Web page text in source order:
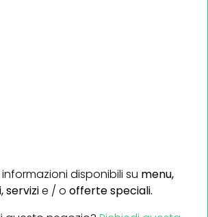
disponibili su menu,
servizie / o offerte speciali.